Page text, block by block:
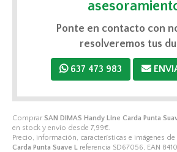
Comprar SAN DIMAS Handy Line Carda Punta
en stock y envío desde 7,99€
Precio, información, características e imágenes de
Carda Punta Suave L referencia SD67056, EAN
Ponte en contacto con
resolveremos tus
637 473 983